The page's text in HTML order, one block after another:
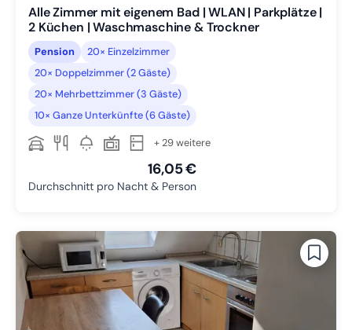
Alle Zimmer mit eigenem Bad | WLAN | Parkplätze |
2 Küchen | Waschmaschine & Trockner
Pension
20× Einzelzimmer
20× Doppelzimmer (2 Gäste)
20× Mehrbettzimmer (3 Gäste)
10× Ganze Unterkünfte (6 Gäste)
+ 29 weitere
16,05 €
Durchschnitt pro Nacht & Person